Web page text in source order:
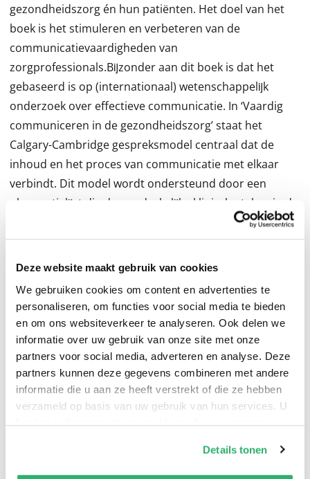
Deze website maakt gebruik van cookies
We gebruiken cookies om content en advertenties te
personaliseren, om functies voor social media te bieden
en om ons websiteverkeer te analyseren. Ook delen we
informatie over uw gebruik van onze site met onze
partners voor social media, adverteren en analyse. Deze
partners kunnen deze gegevens combineren met andere
informatie die u aan ze heeft verstrekt of die ze hebben
verzameld op basis van uw gebruik van hun services. U
kunt op ieder moment uw cookievoorkeuren aanpassen
We werken samen met13 derdendie uw gegevens
Details tonen
gezondheidszorg én hun patiënten. Het doel van het
boek is het stimuleren en verbeteren van de
communicatievaardigheden van
zorgprofessionals.Bĳzonder aan dit boek is dat het
gebaseerd is op (internationaal) wetenschappelĳk
onderzoek over effectieve communicatie. In ‘Vaardig
communiceren in de gezondheidszorg’ staat het
Calgary-Cambridge gespreksmodel centraal dat de
inhoud en het proces van communicatie met elkaar
verbindt. Dit model wordt ondersteund door een
observatielĳst die de noodzakelĳke klinische taken in de
gespreksvoering volgt. De structuur van het
hulpverleningsgesprek en de daarvoor benodigde
basale communicatieve vaardigheden worden hierdoor
is aandacht voor de toepassing van communicatie in
specifieke contexten: communicatie bĳ seksuele
problemen en bĳ beperkte gezondheidsvaardigheden,
e-health en onlinecommunicatie. Daarnaast komt aan
de orde hoe het ervaringsgericht leren van
communicatie kan worden gestimuleerd met behulp
van ondersteunende tools: een format voor een
een consultobservatie en een update van de
scoringslĳdt voor communicatievaardigheden, de MAAS